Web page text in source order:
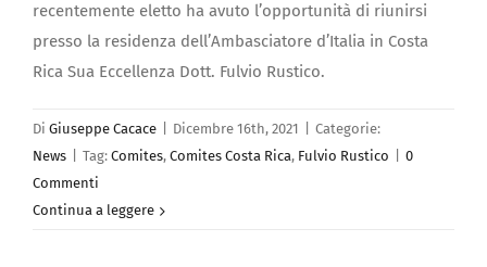
recentemente eletto ha avuto l’opportunità di riunirsi
presso la residenza dell’Ambasciatore d’Italia in Costa
Rica Sua Eccellenza Dott. Fulvio Rustico.
Di Giuseppe Cacace Dicembre 16th, 2021
Categorie:
News
Tag: Comites, Comites Costa Rica, Fulvio Rustico
0
Commenti
Continua a leggere